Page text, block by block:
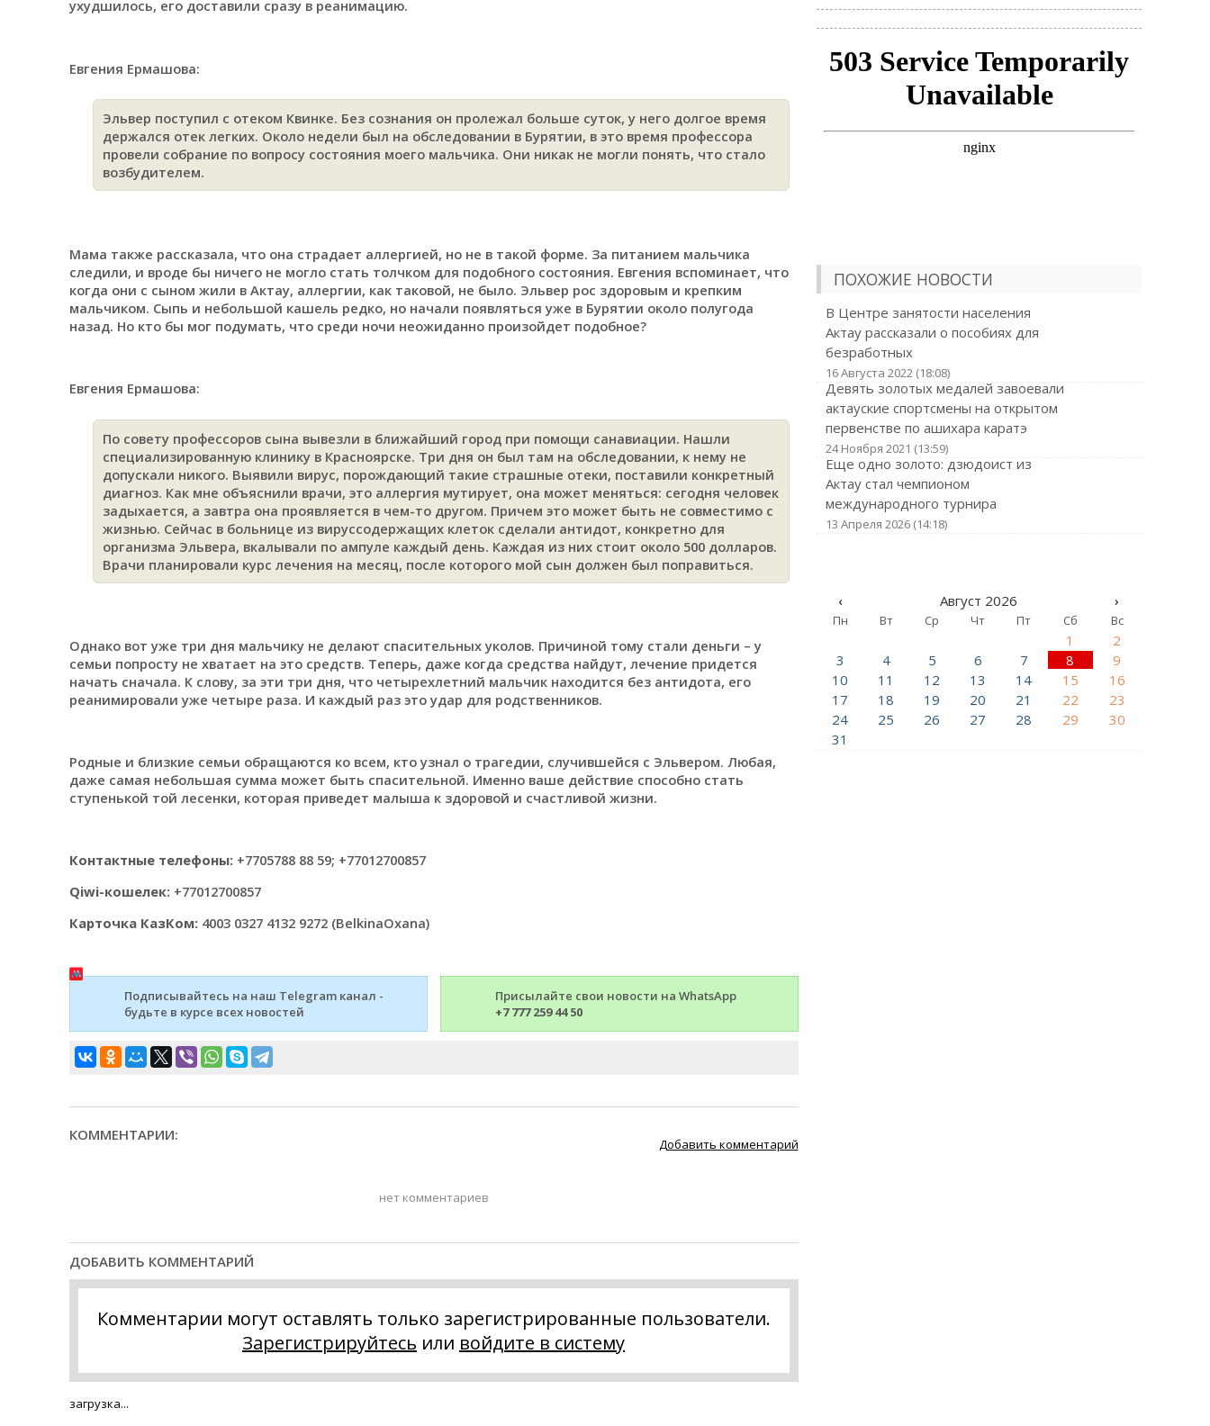
ухудшилось, его доставили сразу в реанимацию.
Евгения Ермашова:
Эльвер поступил с отеком Квинке. Без сознания он пролежал больше суток, у него долгое время
держался отек легких. Около недели был на обследовании в Бурятии, в это время профессора
провели собрание по вопросу состояния моего мальчика. Они никак не могли понять, что стало
возбудителем.
Мама также рассказала, что она страдает аллергией, но не в такой форме. За питанием мальчика
следили, и вроде бы ничего не могло стать толчком для подобного состояния. Евгения вспоминает, что
когда они с сыном жили в Актау, аллергии, как таковой, не было. Эльвер рос здоровым и крепким
мальчиком. Сыпь и небольшой кашель редко, но начали появляться уже в Бурятии около полугода
назад. Но кто бы мог подумать, что среди ночи неожиданно произойдет подобное?
Евгения Ермашова:
По совету профессоров сына вывезли в ближайший город при помощи санавиации. Нашли
специализированную клинику в Красноярске. Три дня он был там на обследовании, к нему не
допускали никого. Выявили вирус, порождающий такие страшные отеки, поставили конкретный
диагноз. Как мне объяснили врачи, это аллергия мутирует, она может меняться: сегодня человек
задыхается, а завтра она проявляется в чем-то другом. Причем это может быть не совместимо с
жизнью. Сейчас в больнице из вируссодержащих клеток сделали антидот, конкретно для
организма Эльвера, вкалывали по ампуле каждый день. Каждая из них стоит около 500 долларов.
Врачи планировали курс лечения на месяц, после которого мой сын должен был поправиться.
Однако вот уже три дня мальчику не делают спасительных уколов. Причиной тому стали деньги – у
семьи попросту не хватает на это средств. Теперь, даже когда средства найдут, лечение придется
начать сначала. К слову, за эти три дня, что четырехлетний мальчик находится без антидота, его
реанимировали уже четыре раза. И каждый раз это удар для родственников.
Родные и близкие семьи обращаются ко всем, кто узнал о трагедии, случившейся с Эльвером. Любая,
даже самая небольшая сумма может быть спасительной. Именно ваше действие способно стать
ступенькой той лесенки, которая приведет малыша к здоровой и счастливой жизни.
Контактные телефоны: +7705788 88 59; +77012700857
Qiwi-кошелек: +77012700857
Карточка КазКом: 4003 0327 4132 9272 (BelkinaOxana)
Подписывайтесь на наш Telegram канал -
будьте в курсе всех новостей
Присылайте свои новости на WhatsApp
+7 777 259 44 50
КОММЕНТАРИИ:
Добавить комментарий
нет комментариев
ДОБАВИТЬ КОММЕНТАРИЙ
Комментарии могут оставлять только зарегистрированные пользователи.
Зарегистрируйтесь или войдите в систему
загрузка...
ПОХОЖИЕ НОВОСТИ
В Центре занятости населения
Актау рассказали о пособиях для
безработных
16 Августа 2022 (18:08)
Девять золотых медалей завоевали
актауские спортсмены на открытом
первенстве по ашихара каратэ
24 Ноября 2021 (13:59)
Еще одно золото: дзюдоист из
Актау стал чемпионом
международного турнира
13 Апреля 2026 (14:18)
‹ Август 2026 ›
Пн Вт Ср Чт Пт Сб Вс
1
2
3
4 5 6 7 8
9
10
11 12 13 14 15
16
17
18 19 20 21 22
23
24
25 26 27 28 29
30
31